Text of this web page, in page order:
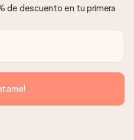
de descuento en tu primera